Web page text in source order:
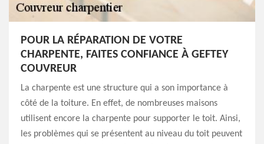
POUR LA RÉPARATION DE VOTRE
CHARPENTE, FAITES CONFIANCE À GEFTEY
COUVREUR
La charpente est une structure qui a son importance à
côté de la toiture. En effet, de nombreuses maisons
utilisent encore la charpente pour supporter le toit. Ainsi,
les problèmes qui se présentent au niveau du toit peuvent